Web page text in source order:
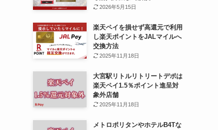
2026年5月15日
楽天ペイを損せず高還元で利用
し楽天ポイントをJALマイルへ
交換方法
2025年11月18日
大宮駅リトルリトリートデポは
楽天ペイ1.5％ポイント進呈対
象外店舗
2025年11月18日
メトロポリタンやホテルB4Tな